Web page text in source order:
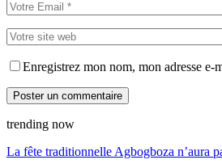
Enregistrez mon nom, mon adresse
trending now
La fête traditionnelle Agbogboza n’aura